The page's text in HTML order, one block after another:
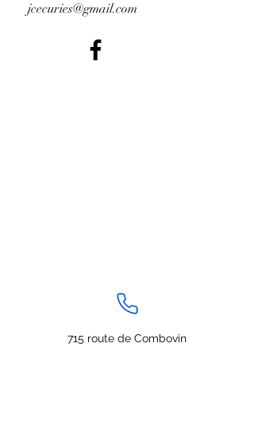
jcecuries@gmail.com
715 route de Combovin